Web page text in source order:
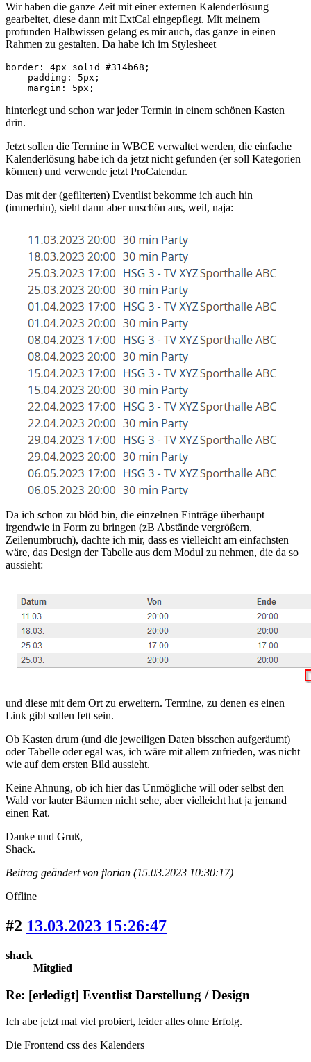
Wir haben die ganze Zeit mit einer externen Kalenderlösung
gearbeitet, diese dann mit ExtCal eingepflegt. Mit meinem
profunden Halbwissen gelang es mir auch, das ganze in einen
Rahmen zu gestalten. Da habe ich im Stylesheet
border: 4px solid #314b68;
    padding: 5px;
    margin: 5px;
hinterlegt und schon war jeder Termin in einem schönen Kasten
drin.
Jetzt sollen die Termine in WBCE verwaltet werden, die einfache
Kalenderlösung habe ich da jetzt nicht gefunden (er soll Kategorien
können) und verwende jetzt ProCalendar.
Das mit der (gefilterten) Eventlist bekomme ich auch hin
(immerhin), sieht dann aber unschön aus, weil, naja:
Da ich schon zu blöd bin, die einzelnen Einträge überhaupt
irgendwie in Form zu bringen (zB Abstände vergrößern,
Zeilenumbruch), dachte ich mir, dass es vielleicht am einfachsten
wäre, das Design der Tabelle aus dem Modul zu nehmen, die da so
aussieht:
und diese mit dem Ort zu erweitern. Termine, zu denen es einen
Link gibt sollen fett sein.
Ob Kasten drum (und die jeweiligen Daten bisschen aufgeräumt)
oder Tabelle oder egal was, ich wäre mit allem zufrieden, was nicht
wie auf dem ersten Bild aussieht.
Keine Ahnung, ob ich hier das Unmögliche will oder selbst den
Wald vor lauter Bäumen nicht sehe, aber vielleicht hat ja jemand
einen Rat.
Danke und Gruß,
Shack.
Beitrag geändert von florian (15.03.2023 10:30:17)
Offline
#2 13.03.2023 15:26:47
shack
Mitglied
Re: [erledigt] Eventlist Darstellung / Design
Ich abe jetzt mal viel probiert, leider alles ohne Erfolg.
Die Frontend css des Kalenders